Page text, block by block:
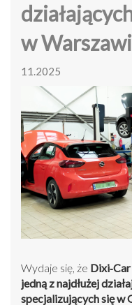
w
11.2025
Wydaje się, że
jedną z najdłużej
specjalizujących się w